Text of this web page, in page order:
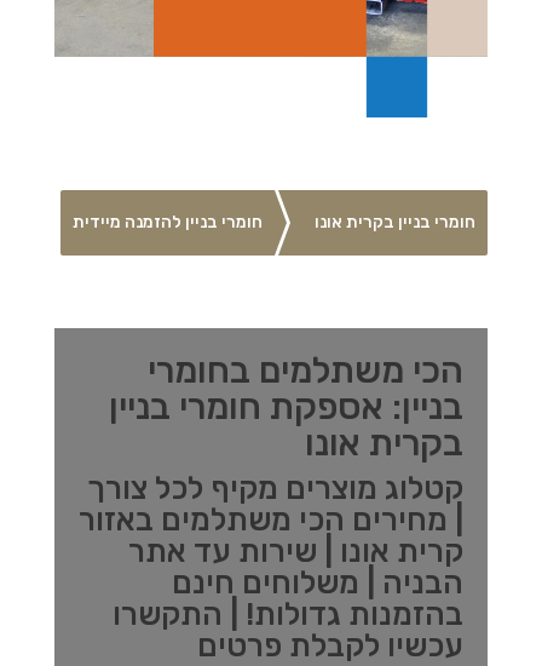
חומרי בניין להזמנה מיידית חומרי בניין בקרית אונו
הכי משתלמים בחומרי
בניין: אספקת חומרי בניין
בקרית אונו
קטלוג מוצרים מקיף לכל צורך
| מחירים הכי משתלמים באזור
קרית אונו | שירות עד אתר
הבניה | משלוחים חינם
בהזמנות גדולות! | התקשרו
עכשיו לקבלת פרטים